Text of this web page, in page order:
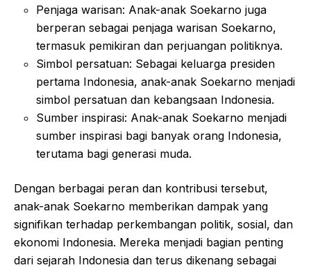
Penjaga warisan: Anak-anak Soekarno juga
berperan sebagai penjaga warisan Soekarno,
termasuk pemikiran dan perjuangan politiknya.
Simbol persatuan: Sebagai keluarga presiden
pertama Indonesia, anak-anak Soekarno menjadi
simbol persatuan dan kebangsaan Indonesia.
Sumber inspirasi: Anak-anak Soekarno menjadi
sumber inspirasi bagi banyak orang Indonesia,
terutama bagi generasi muda.
Dengan berbagai peran dan kontribusi tersebut,
anak-anak Soekarno memberikan dampak yang
signifikan terhadap perkembangan politik, sosial, dan
ekonomi Indonesia. Mereka menjadi bagian penting
dari sejarah Indonesia dan terus dikenang sebagai